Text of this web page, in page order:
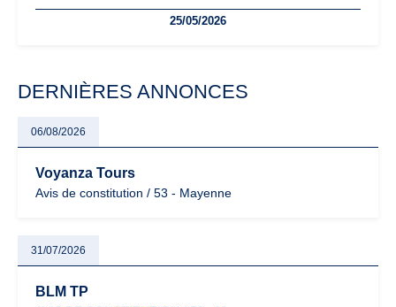
facturation ou risque de bascule vers la TVA : les règles
25/05/2026
DERNIÈRES ANNONCES
06/08/2026
Voyanza Tours
Avis de constitution / 53 - Mayenne
31/07/2026
BLM TP